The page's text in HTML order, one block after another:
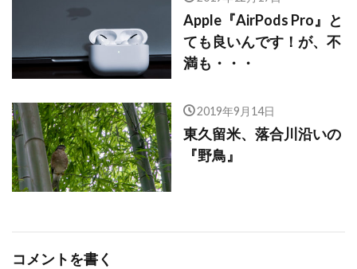
Apple『AirPods Pro』と
ても良いんです！が、不
満も・・・
2019年9月14日
東久留米、落合川沿いの
『野鳥』
コメントを書く